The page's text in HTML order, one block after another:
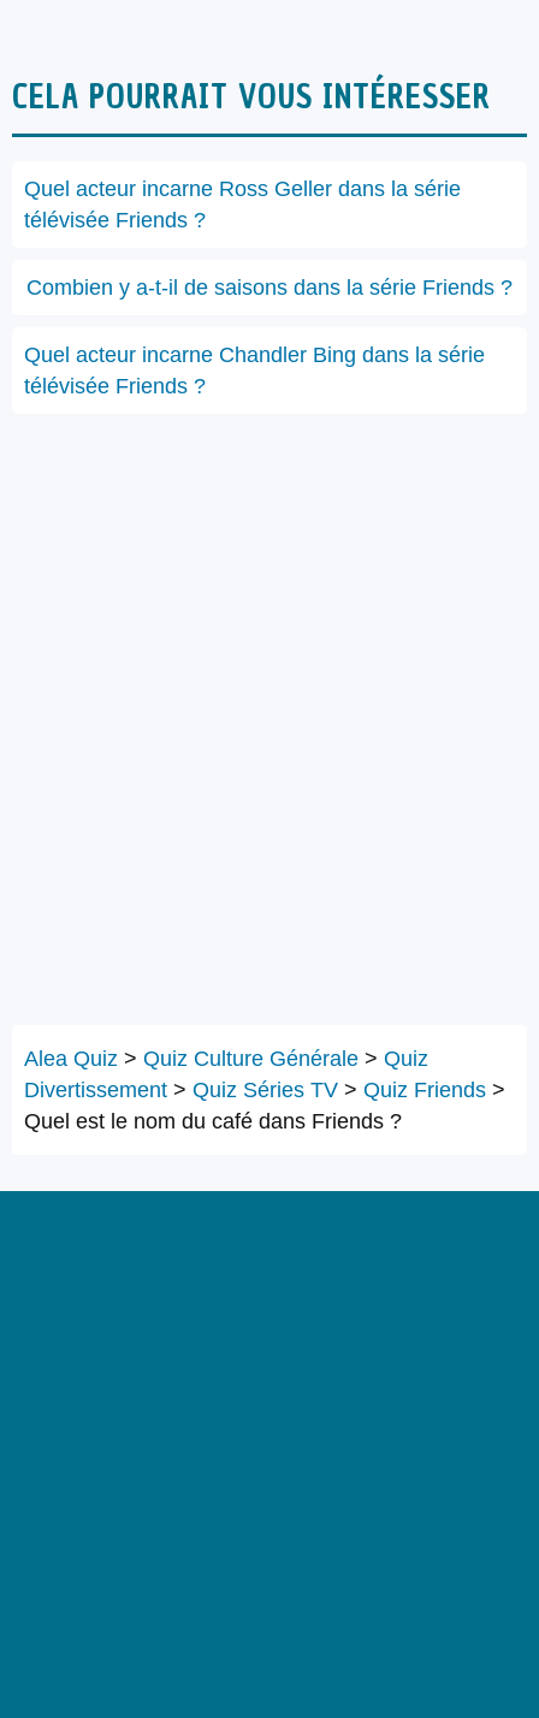
CELA POURRAIT VOUS INTÉRESSER
Quel acteur incarne Ross Geller dans la série
télévisée Friends ?
Combien y a-t-il de saisons dans la série Friends ?
Quel acteur incarne Chandler Bing dans la série
télévisée Friends ?
Alea Quiz > Quiz Culture Générale > Quiz
Divertissement > Quiz Séries TV > Quiz Friends >
Quel est le nom du café dans Friends ?